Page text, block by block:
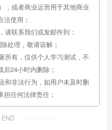
，或者商业运营用于其他商业
法使用；
请联系我们或发邮件到：
处理，敬请谅解；
所有，仅供个人学习测试，不
24小时内删除；
和非法行为，如用户未及时删
任何法律责任；